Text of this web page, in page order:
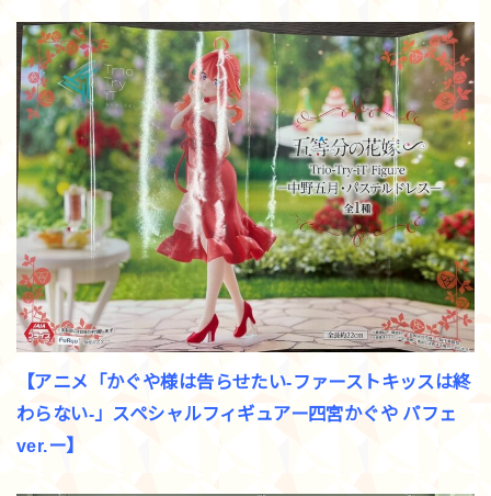
【アニメ「かぐや様は告らせたい-ファーストキッスは終
わらない-」スペシャルフィギュアー四宮かぐや パフェ
ver.ー】